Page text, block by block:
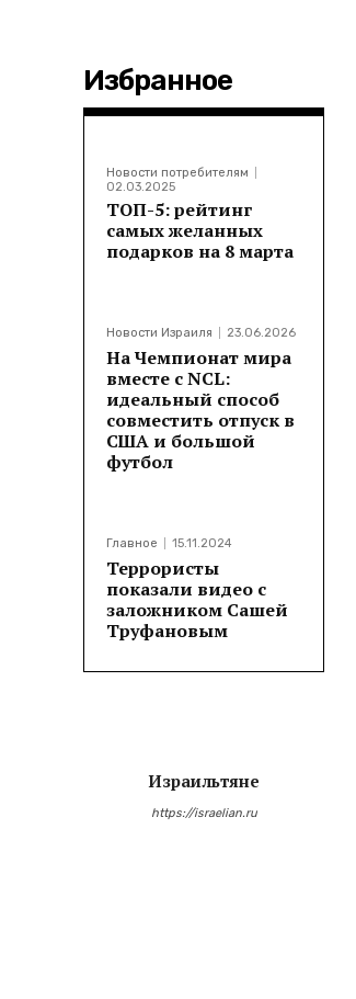
Избранное
Новости потребителям
02.03.2025
ТОП-5: рейтинг
самых желанных
подарков на 8 марта
Новости Израиля 23.06.2026
На Чемпионат мира
вместе с NCL:
идеальный способ
совместить отпуск в
США и большой
футбол
Главное 15.11.2024
Террористы
показали видео с
заложником Сашей
Труфановым
Израильтяне
https://israelian.ru